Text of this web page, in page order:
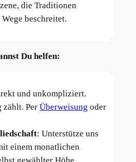
die Traditionen
beschreitet.
Du helfen:
und unkompliziert.
zählt. PerÜberweisung oder
: Unterstütze uns
einem monatlichen